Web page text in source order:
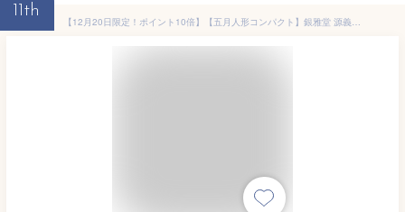
11th
【12月20日限定！ポイント10倍】【五月人形コンパクト】銀雅堂 源義経 兜｜御歳暮 お歳暮 戦国武将 インテリア 5月人形 端午の節句 おしゃれ 兜ケース飾り 兜飾り コンパクト ぎんがどう